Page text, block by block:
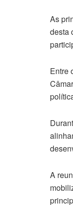
As
desta
Entre
A